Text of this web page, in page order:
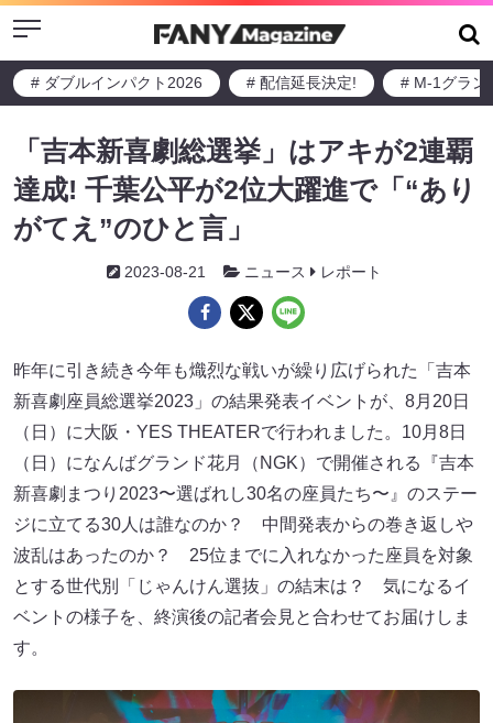
Menu
# ダブルインパクト2026 # 配信延長決定! # M-1グラン
「吉本新喜劇総選挙」はアキが2連覇
達成! 千葉公平が2位大躍進で「“あり
がてえ”のひと言」
2023-08-21 ニュース レポート
昨年に引き続き今年も熾烈な戦いが繰り広げられた「吉本
新喜劇座員総選挙2023」の結果発表イベントが、8月20日
（日）に大阪・YES THEATERで行われました。10月8日
（日）になんばグランド花月（NGK）で開催される『吉本
新喜劇まつり2023〜選ばれし30名の座員たち〜』のステー
ジに立てる30人は誰なのか？ 中間発表からの巻き返しや
波乱はあったのか？ 25位までに入れなかった座員を対象
とする世代別「じゃんけん選抜」の結末は？ 気になるイ
ベントの様子を、終演後の記者会見と合わせてお届けしま
す。